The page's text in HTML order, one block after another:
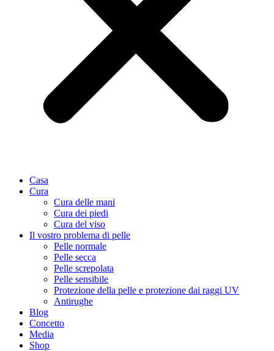
Casa
Cura
Cura delle mani
Cura dei piedi
Cura del viso
Il vostro problema di pelle
Pelle normale
Pelle secca
Pelle screpolata
Pelle sensibile
Protezione della pelle e protezione dai raggi UV
Antirughe
Blog
Concetto
Media
Shop